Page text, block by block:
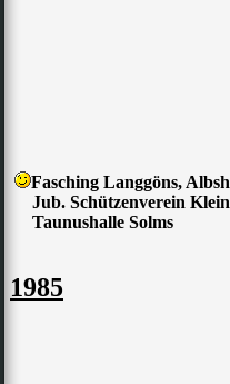
Fasching Langgöns,
Jub. Schützenverein
Taunushalle Solms
1985